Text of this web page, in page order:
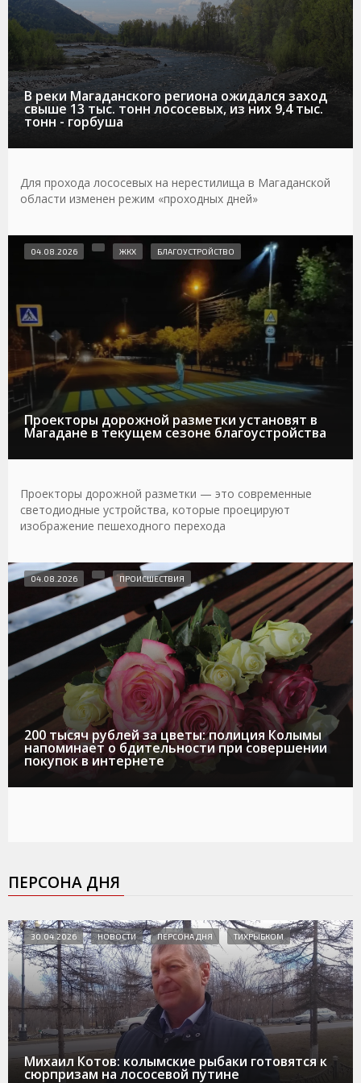
В реки Магаданского региона ожидался заход
свыше 13 тыс. тонн лососевых, из них 9,4 тыс.
тонн - горбуша
Для прохода лососевых на нерестилища в Магаданской
области изменен режим «проходных дней»
Проекторы дорожной разметки установят в
Магадане в текущем сезоне благоустройства
04.08.2026 ЖКХ БЛАГОУСТРОЙСТВО
Проекторы дорожной разметки — это современные
светодиодные устройства, которые проецируют
изображение пешеходного перехода
200 тысяч рублей за цветы: полиция Колымы
напоминает о бдительности при совершении
покупок в интернете
04.08.2026 ПРОИСШЕСТВИЯ
ПЕРСОНА ДНЯ
Михаил Котов: колымские рыбаки готовятся к
сюрпризам на лососевой путине
30.04.2026 НОВОСТИ ПЕРСОНА ДНЯ ТИХРЫБКОМ